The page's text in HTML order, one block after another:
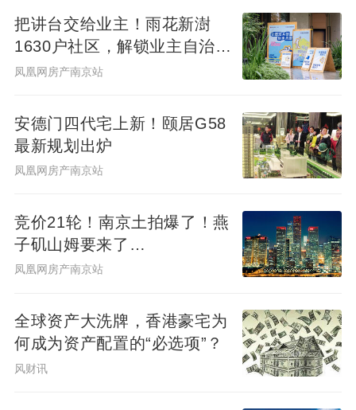
言下之意，前期的低利率政策和后期的高利
率政策不是造成这次危机的因素。
把讲台交给业主！雨花新澍
1630户社区，解锁业主自治社
群新样本
凤凰网房产南京站
安德门四代宅上新！颐居G58
最新规划出炉
凤凰网房产南京站
竞价21轮！南京土拍爆了！燕
子矶山姆要来了…
凤凰网房产南京站
全球资产大洗牌，香港豪宅为
何成为资产配置的“必选项”？
风财讯